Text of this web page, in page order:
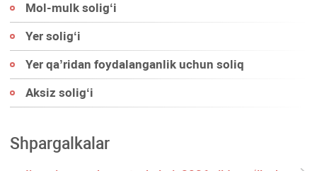
Mol-mulk soligʻi
Yer soligʻi
Yer qa’ridan foydalanganlik uchun soliq
Aksiz soligʻi
Shpargalkalar